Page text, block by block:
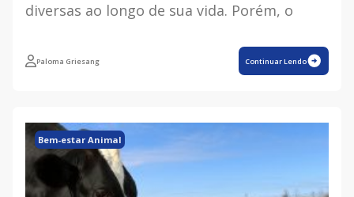
diversas ao longo de sua vida. Porém, o
Paloma Griesang Continuar Lendo
Bem-estar Animal